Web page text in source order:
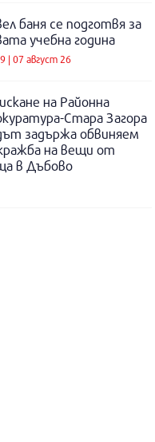
баня се подготвя за
учебна година
| 07 август 26
на Районна
Стара Загора
задържа обвиняем
на вещи от
в Дъбово